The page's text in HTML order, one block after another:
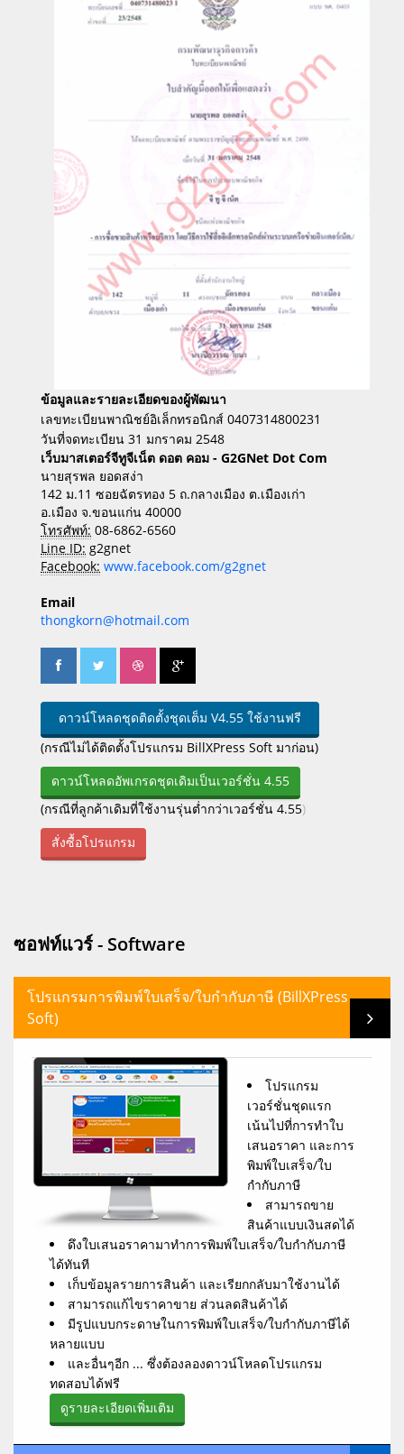
ข้อมูลและรายละเอียดของผู้พัฒนา
เลขทะเบียนพาณิชย์อิเล็กทรอนิกส์ 0407314800231
วันที่จดทะเบียน 31 มกราคม 2548
เว็บมาสเตอร์จีทูจีเน็ต ดอต คอม - G2GNet Dot Com
นายสุรพล ยอดสง่า
142 ม.11 ซอยฉัตรทอง 5 ถ.กลางเมือง ต.เมืองเก่า
อ.เมือง จ.ขอนแก่น 40000
โทรศัพท์: 08-6862-6560
Line ID: g2gnet
Facebook: www.facebook.com/g2gnet
Email
thongkorn@hotmail.com
ดาวน์โหลดชุดติดตั้งชุดเต็ม V4.55 ใช้งานฟรี
(กรณีไม่ได้ติดตั้งโปรแกรม BillXPress Soft มาก่อน)
ดาวน์โหลดอัพเกรดชุดเดิมเป็นเวอร์ชั่น 4.55
(กรณีที่ลูกค้าเดิมที่ใช้งานรุ่นต่ำกว่าเวอร์ชั่น 4.55)
สั่งซื้อโปรแกรม
ซอฟท์แวร์ - Software
โปรแกรมการพิมพ์ใบเสร็จ/ใบกำกับภาษี (BillXPress
Soft)
โปรแกรม
เวอร์ชั่นชุดแรก
เน้นไปที่การทำใบ
เสนอราคา และการ
พิมพ์ใบเสร็จ/ใบ
กำกับภาษี
สามารถขาย
สินค้าแบบเงินสดได้
ดึงใบเสนอราคามาทำการพิมพ์ใบเสร็จ/ใบกำกับภาษี
ได้ทันที
เก็บข้อมูลรายการสินค้า และเรียกกลับมาใช้งานได้
สามารถแก้ไขราคาขาย ส่วนลดสินค้าได้
มีรูปแบบกระดาษในการพิมพ์ใบเสร็จ/ใบกำกับภาษีได้
หลายแบบ
และอื่นๆอีก ... ซึ่งต้องลองดาวน์โหลดโปรแกรม
ทดสอบได้ฟรี
ดูรายละเอียดเพิ่มเติม